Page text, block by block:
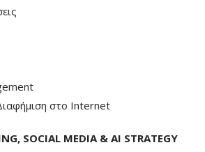
στο Internet
SOCIAL MEDIA & AI STRATEGY